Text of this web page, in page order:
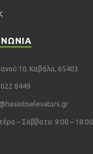
10, Καβάλα, 65403
8449
– Σάββατο: 9:00 – 18:00